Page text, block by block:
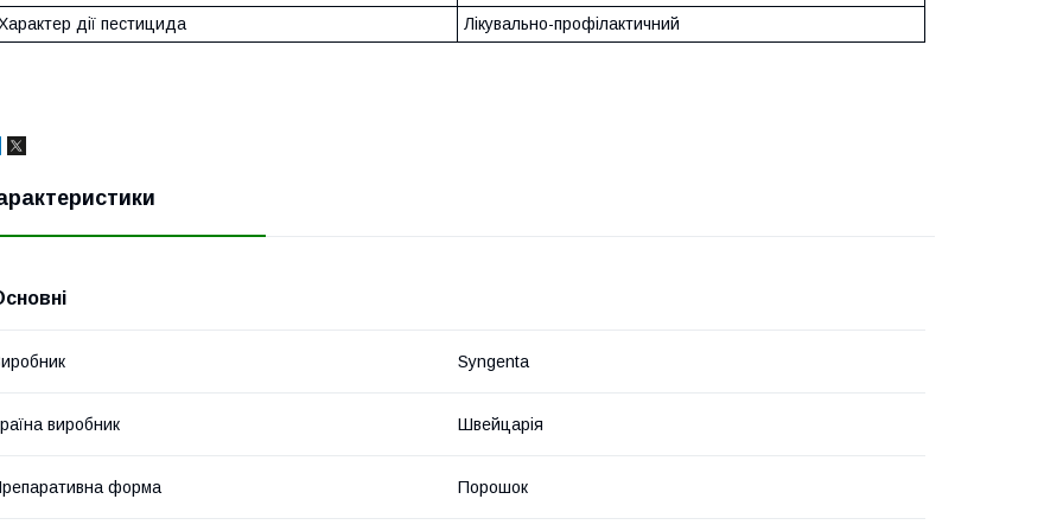
дії пестицида
Лікувально-профілактичний
Syngenta
виробник Швейцарія
форма Порошок